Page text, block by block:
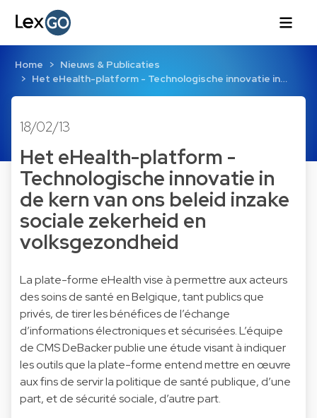
Home
Nieuws & Publicaties
Het eHealth-platform - Technologische innovatie in…
18/02/13
Het eHealth-platform -
Technologische innovatie in
de kern van ons beleid inzake
sociale zekerheid en
volksgezondheid
La plate-forme eHealth vise à permettre aux acteurs
des soins de santé en Belgique, tant publics que
privés, de tirer les bénéfices de l’échange
d’informations électroniques et sécurisées. L’équipe
de CMS DeBacker publie une étude visant à indiquer
les outils que la plate-forme entend mettre en œuvre
aux fins de servir la politique de santé publique, d’une
part, et de sécurité sociale, d’autre part.